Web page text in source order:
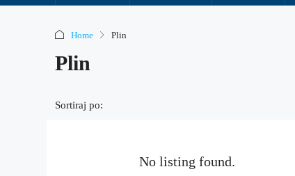
Home Plin
Plin
Sortiraj po:
No listing found.